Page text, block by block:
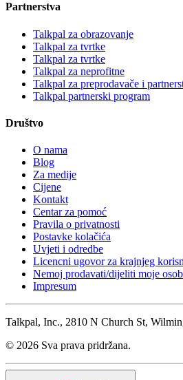
Partnerstva
Talkpal za obrazovanje
Talkpal za tvrtke
Talkpal za tvrtke
Talkpal za neprofitne
Talkpal za preprodavače i
Talkpal partnerski program
Društvo
O nama
Blog
Za medije
Cijene
Kontakt
Centar za pomoć
Pravila o privatnosti
Postavke kolačića
Uvjeti i odredbe
Licencni ugovor za krajnjeg
Nemoj prodavati/dijeliti moje
Impresum
Talkpal, Inc., 2810 N Church St,
© 2026 Sva prava pridržana.